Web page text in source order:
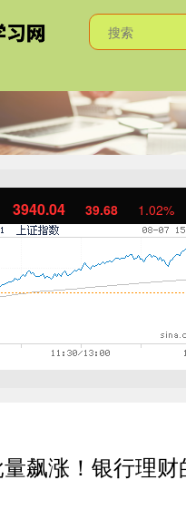
3940.04 39.68 1.02%
飙涨！银行理财